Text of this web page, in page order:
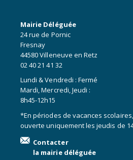
Mairie Déléguée
24 rue de Pornic
Fresnay
44580 Villeneuve en Retz
02 40 21 41 32
Lundi & Vendredi : Fermé
Mardi, Mercredi, Jeudi :
8h45-12h15
*En périodes de vacances
ouverte uniquement les jeudis de
Contacter
la mairie déléguée